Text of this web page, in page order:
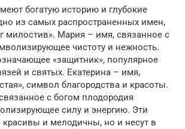
богатую историю и глубокие
из самых распространенных имен,
милостив». Мария – имя, связанное с
чистоту и нежность.
«защитник», популярное
и святых. Екатерина – имя,
символ благородства и красоты.
с богом плодородия
силу и энергию. Эти
красивы и мелодичны, но и несут в